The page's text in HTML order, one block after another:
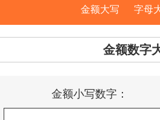
金额大写 字母
金额数字
金额小写数字：